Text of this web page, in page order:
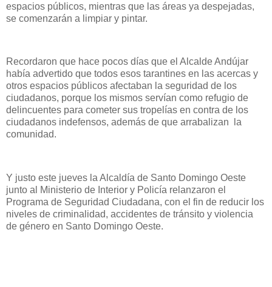
espacios públicos, mientras que las áreas ya despejadas,
se comenzarán a limpiar y pintar.
Recordaron que hace pocos días que el Alcalde Andújar
había advertido que todos esos tarantines en las acercas y
otros espacios públicos afectaban la seguridad de los
ciudadanos, porque los mismos servían como refugio de
delincuentes para cometer sus tropelías en contra de los
ciudadanos indefensos, además de que arrabalizan la
comunidad.
Y justo este jueves la Alcaldía de Santo Domingo Oeste
junto al Ministerio de Interior y Policía relanzaron el
Programa de Seguridad Ciudadana, con el fin de reducir los
niveles de criminalidad, accidentes de tránsito y violencia
de género en Santo Domingo Oeste.